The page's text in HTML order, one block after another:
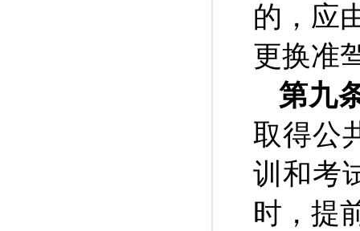
的，应
更换准
第九
取得公
训和考
时，提